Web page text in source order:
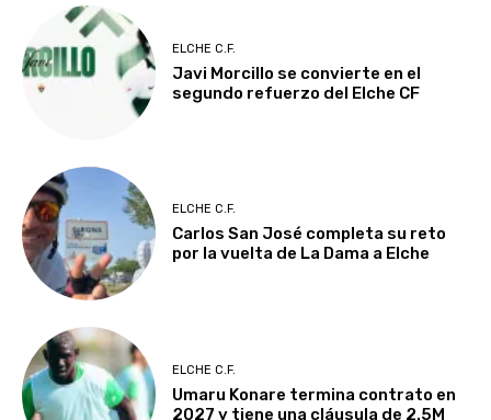
ELCHE C.F.
Javi Morcillo se convierte en el
segundo refuerzo del Elche CF
ELCHE C.F.
Carlos San José completa su reto
por la vuelta de La Dama a Elche
ELCHE C.F.
Umaru Konare termina contrato en
2027 y tiene una cláusula de 2.5M